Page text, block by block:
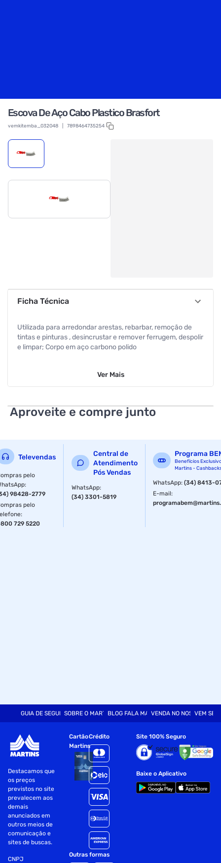
Escova De Aço Cabo Plastico Brasfort
vemkitemba_032048 7898464735254
Ficha Técnica
Utilizada para arredondar arestas, rebarbar, remoção de
tintas e pinturas , desincrustar e remover ferrugem, despolir
e limpar; Corpo em aço carbono polido
Ver Mais
Aproveite e compre junto
Televendas
pelo
:
98428-2779
pelo
:
729 5220
Central de
Atendimento
Pós Vendas
WhatsApp:
(34) 3301-5819
Programa
Benefícios
Martins -
WhatsApp:(34) 8413-
E-mail:
GUIA DE SEGURANÇASOBRE O MARTINSBLOG FALA MARTVENDA NO NOSSO SITE
VEM SER
Destacamos que
os preços
previstos no site
prevalecem aos
demais
anunciados em
outros meios de
comunicação e
sites de buscas.
CNPJ
Cartão
Martins
Crédito
Outras formas
Site 100% Seguro
Baixe o Aplicativo